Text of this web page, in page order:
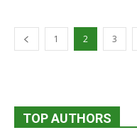
1 2 3
TOP AUTHORS